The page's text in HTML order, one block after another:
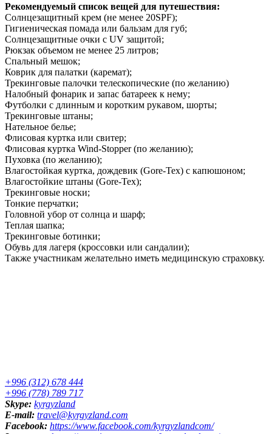
Рекомендуемый список вещей для путешествия:
Солнцезащитный крем (не менее 20SPF);
Гигиеническая помада или бальзам для губ;
Солнцезащитные очки с UV защитой;
Рюкзак объемом не менее 25 литров;
Спальный мешок;
Коврик для палатки (каремат);
Трекинговые палочки телескопические (по желанию)
Налобный фонарик и запас батареек к нему;
Футболки с длинным и коротким рукавом, шорты;
Трекинговые штаны;
Нательное белье;
Флисовая куртка или свитер;
Флисовая куртка Wind-Stopper (по желанию);
Пуховка (по желанию);
Влагостойкая куртка, дождевик (Gore-Tex) с капюшоном;
Влагостойкие штаны (Gore-Tex);
Трекинговые носки;
Тонкие перчатки;
Головной убор от солнца и шарф;
Теплая шапка;
Трекинговые ботинки;
Обувь для лагеря (кроссовки или сандалии);
Также участникам желательно иметь медицинскую страховку.
+996 (312) 678 444
+996 (778) 789 717
Skype: kyrgyzland
E-mail: travel@kyrgyzland.com
Facebook: https://www.facebook.com/kyrgyzlandcom/